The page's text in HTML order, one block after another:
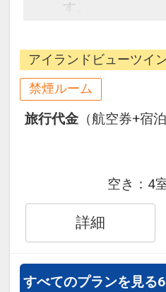
す。
・久米島の海洋
望風呂
・イーフビーチ
つのプール（4月
ご利用時間
・プール横に
・アクティビ
受付（7月～9月）
営業時間 16:00
アイランドビューツイ
禁煙ルーム
旅行代金 （航空券+宿
空き： 4
詳細
すべてのプランを見る